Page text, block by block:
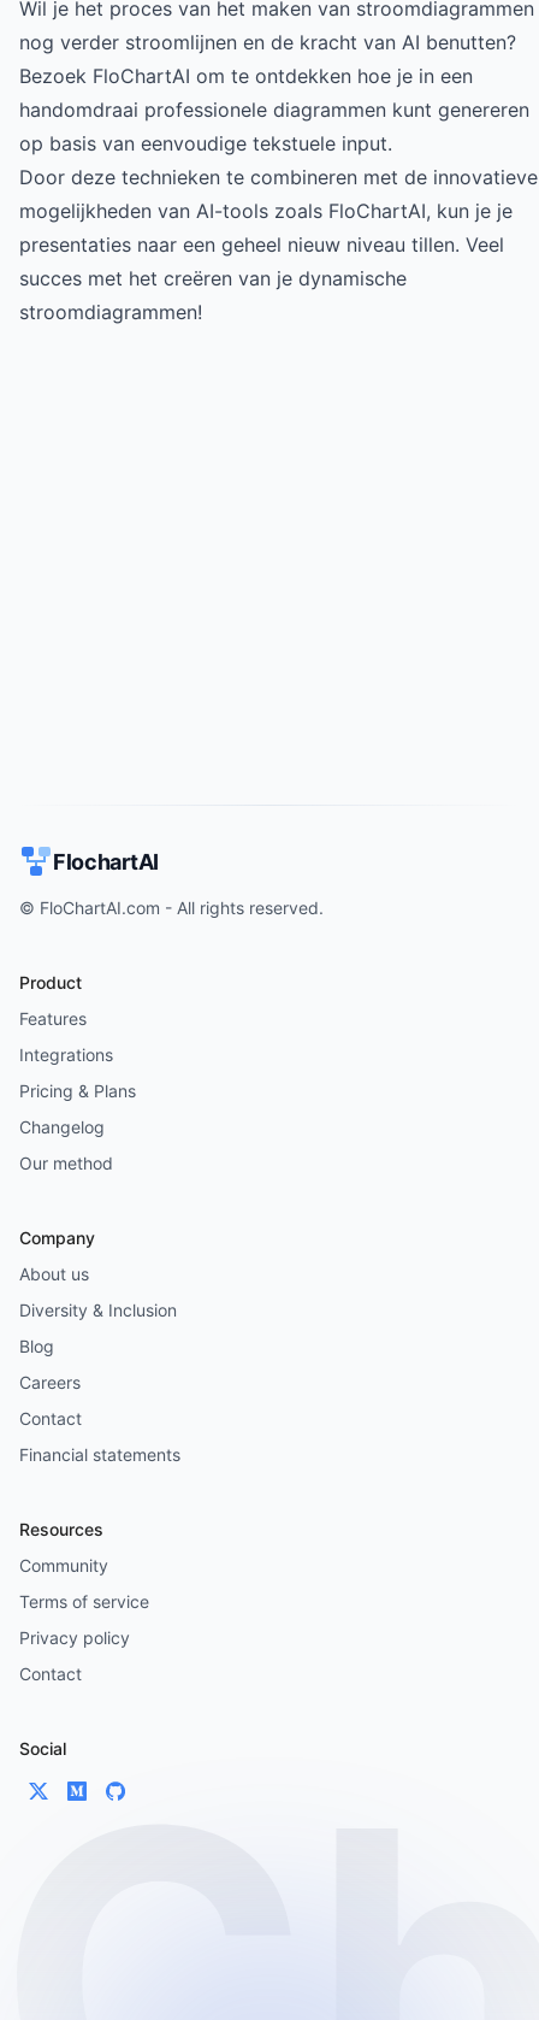
Wil je het proces van het maken van stroomdiagrammen
nog verder stroomlijnen en de kracht van AI benutten?
Bezoek FloChartAI om te ontdekken hoe je in een
handomdraai professionele diagrammen kunt genereren
op basis van eenvoudige tekstuele input.
Door deze technieken te combineren met de innovatieve
mogelijkheden van AI-tools zoals FloChartAI, kun je je
presentaties naar een geheel nieuw niveau tillen. Veel
succes met het creëren van je dynamische
stroomdiagrammen!
FlochartAI
© FloChartAI.com - All rights reserved.
Product
Features
Integrations
Pricing & Plans
Changelog
Our method
Company
About us
Diversity & Inclusion
Blog
Careers
Contact
Financial statements
Resources
Community
Terms of service
Privacy policy
Contact
Social